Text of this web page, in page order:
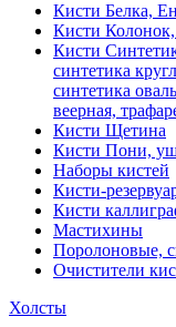
Кисти Белка,
Кисти
Кисти
синтетика
синтетика
веерная,
Кисти Щетина
Кисти Пони,
Наборы кистей
Кисти-
Кисти
Мастихины
Поролоновые,
Очистители
Холсты